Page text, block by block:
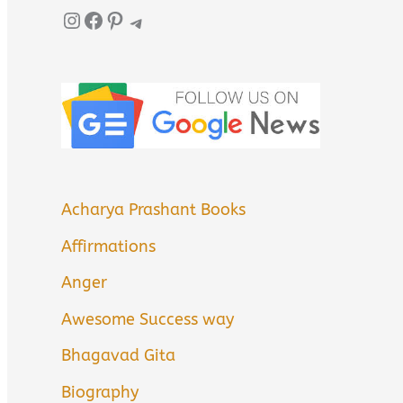
InstagramFacebook Pinterest Telegram
Acharya Prashant Books
Affirmations
Anger
Awesome Success way
Bhagavad Gita
Biography